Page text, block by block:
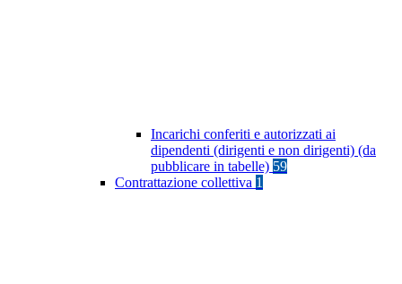
Incarichi conferiti e autorizzati ai
dipendenti (dirigenti e non dirigenti) (da
pubblicare in tabelle) 59
Contrattazione collettiva 1